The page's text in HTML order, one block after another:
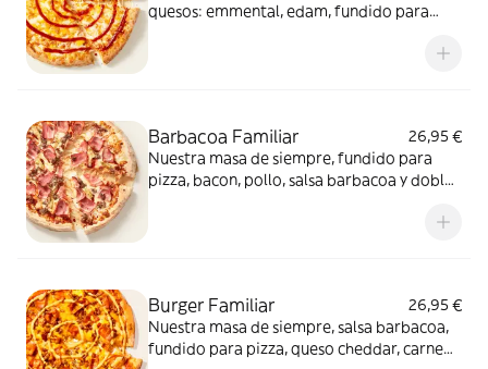
quesos: emmental, edam, fundido para
confitado y orégano. El festival de queso
Barbacoa Familiar
26,95 €
Nuestra masa de siempre, fundido para
pizza, bacon, pollo, salsa barbacoa y doble
Burger Familiar
26,95 €
Nuestra masa de siempre, salsa barbacoa,
fundido para pizza, queso cheddar, carne